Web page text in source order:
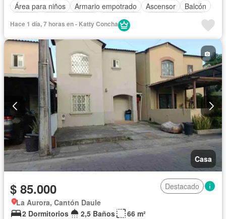
Área para niños
Armario empotrado Ascensor
Balcón
Electricidad
Garita de guardianía Jardín
Piscina
Conserje
Sauna Seguridad
Vista panorámica
Sin amoblar
Hace 1 día, 7 horas en - Katty Concha
Casa
$ 85.000
Destacado
La Aurora, Cantón Daule
2 Dormitorios
2,5 Baños 66 m²